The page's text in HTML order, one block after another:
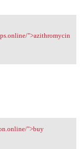
">azithromycin
">buy